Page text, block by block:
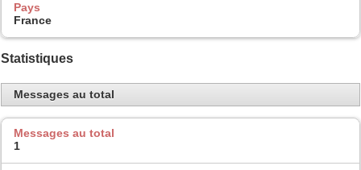
Pays
France
Statistiques
Messages au total
Messages au total
1